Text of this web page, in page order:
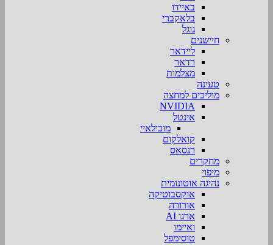
באיידו
בלאקברי
גוגל
חיישנים
ליידאר
רדאר
מצלמות
טעינה
מוליכים למחצה
NVIDIA
אינטל
מובילאיי
קואלקום
רנסאס
מחקרים
מיפוי
נהיגה אוטונומית
אוקסבוטיקה
אורורה
ארגו AI
ואיימו
טוסימפל